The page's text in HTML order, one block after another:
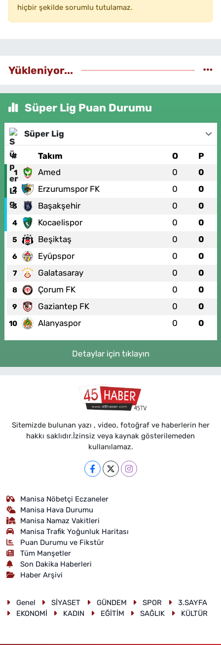
hiçbir şekilde sorumlu tutulamaz.
Yükleniyor...
Süper Lig Puan Durumu
Süper Lig
# Takım O P
1 Amed 0 0
2 Erzurumspor FK 0 0
3 Başakşehir 0 0
4 Kocaelispor 0 0
5 Beşiktaş 0 0
6 Eyüpspor 0 0
7 Galatasaray 0 0
8 Çorum FK 0 0
9 Gaziantep FK 0 0
10 Alanyaspor 0 0
Detaylar için tıklayın
Sitemizde bulunan yazı , video, fotoğraf ve haberlerin her
hakkı saklıdır.İzinsiz veya kaynak gösterilemeden
kullanılamaz.
Manisa Nöbetçi Eczaneler
Manisa Hava Durumu
Manisa Namaz Vakitleri
Manisa Trafik Yoğunluk Haritası
Puan Durumu ve Fikstür
Tüm Manşetler
Son Dakika Haberleri
Haber Arşivi
Genel SİYASET GÜNDEM SPOR
3.SAYFA
EKONOMİ
KADIN EĞİTİM SAĞLIK KÜLTÜR